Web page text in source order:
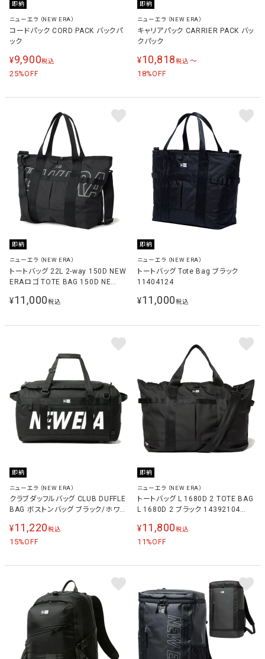
即納
ニューエラ（NEW ERA）
コードパック CORD PACK バックパ
ック
¥9,900税込
25%OFF
即納
ニューエラ（NEW ERA）
キャリアパック CARRIER PACK バッ
クパック
¥10,818税込 〜
18%OFF
即納
ニューエラ（NEW ERA）
トートバッグ 22L 2-way 150D NEW
ERAロゴ TOTE BAG 150D NE
14750840
¥11,000税込
即納
ニューエラ（NEW ERA）
トートバッグ Tote Bag ブラック
11404124
¥11,000税込
即納
ニューエラ（NEW ERA）
クラブダッフルバッグ CLUB DUFFLE
BAG ボストンバッグ ブラック/ホワイ
¥11,220税込
15%OFF
即納
ニューエラ（NEW ERA）
トートバッグ L 1680D 2 TOTE BAG
L 1680D 2 ブラック 14392104
¥11,800税込
11 %OFF